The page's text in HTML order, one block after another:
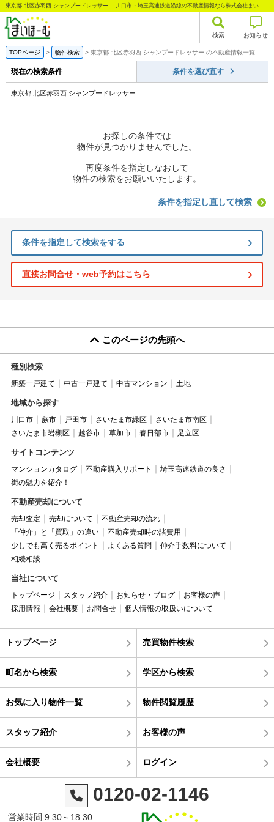
東京都 北区赤羽西 シャンプードレッサー ｜川口市・埼玉高速鉄道沿線の不動産情報なら株式会社まいほーむ
検索 お知らせ
TOPページ 物件検索 東京都 北区赤羽西 シャンプードレッサー の不動産情報一覧
現在の検索条件 条件を選び直す
東京都 北区赤羽西 シャンプードレッサー
お探しの条件では
物件が見つかりませんでした。
再度条件を指定しなおして
物件の検索をお願いいたします。
条件を指定し直して検索
条件を指定して検索をする
直接お問合せ・web予約はこちら
このページの先頭へ
種別検索
新築一戸建て 中古一戸建て 中古マンション 土地
地域から探す
川口市 蕨市 戸田市 さいたま市緑区
さいたま市南区
さいたま市岩槻区
越谷市 草加市 春日部市 足立区
サイトコンテンツ
マンションカタログ 不動産購入サポート
埼玉高速鉄道の良さ
街の魅力を紹介！
不動産売却について
売却査定 売却について
不動産売却の流れ
「仲介」と「買取」の違い
不動産売却時の諸費用
少しでも高く売るポイント
よくある質問
仲介手数料について
相続相談
当社について
トップページ スタッフ紹介 お知らせ・ブログ
お客様の声
採用情報
会社概要 お問合せ 個人情報の取扱いについて
トップページ 売買物件検索
町名から検索 学区から検索
お気に入り物件一覧 物件閲覧履歴
スタッフ紹介 お客様の声
会社概要 ログイン
0120-02-1146
営業時間 9:30～18:30